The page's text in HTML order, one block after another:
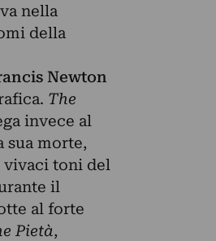
nella
della
Newton
The
invece al
sua morte,
vivaci toni del
il
al forte
Pietà,